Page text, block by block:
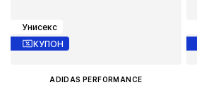
Унисекс
КУПОН
ADIDAS PERFORMANCE